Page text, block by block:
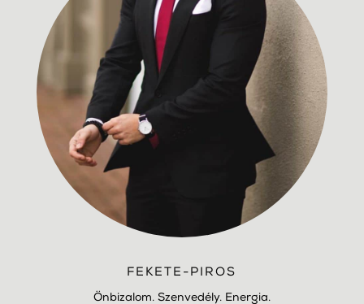
FEKETE-PIROS
Önbizalom. Szenvedély. Energia.